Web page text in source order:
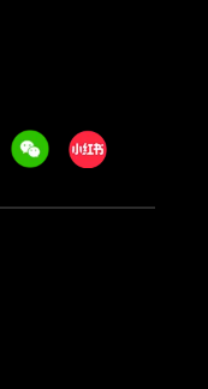
WeechatXiaohongshu/